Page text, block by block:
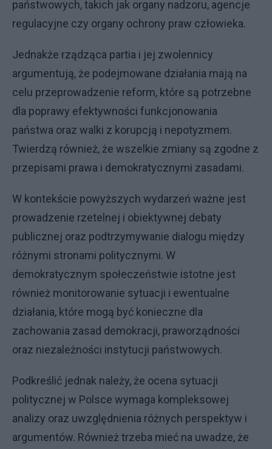
państwowych, takich jak organy nadzoru, agencje
regulacyjne czy organy ochrony praw człowieka.
Jednakże rządząca partia i jej zwolennicy
argumentują, że podejmowane działania mają na
celu przeprowadzenie reform, które są potrzebne
dla poprawy efektywności funkcjonowania
państwa oraz walki z korupcją i nepotyzmem.
Twierdzą również, że wszelkie zmiany są zgodne z
przepisami prawa i demokratycznymi zasadami.
W kontekście powyższych wydarzeń ważne jest
prowadzenie rzetelnej i obiektywnej debaty
publicznej oraz podtrzymywanie dialogu między
różnymi stronami politycznymi. W
demokratycznym społeczeństwie istotne jest
również monitorowanie sytuacji i ewentualne
działania, które mogą być konieczne dla
zachowania zasad demokracji, praworządności
oraz niezależności instytucji państwowych.
Podkreślić jednak należy, że ocena sytuacji
politycznej w Polsce wymaga kompleksowej
analizy oraz uwzględnienia różnych perspektyw i
argumentów. Również trzeba mieć na uwadze, że